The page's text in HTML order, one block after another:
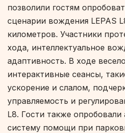
позволили гостям
сценарии вождения LEPAS
километров. Участники
хода, интеллектуальное
адаптивность. В ходе
интерактивные сеансы,
ускорение и слалом,
управляемость и
L8. Гости также
систему помощи при